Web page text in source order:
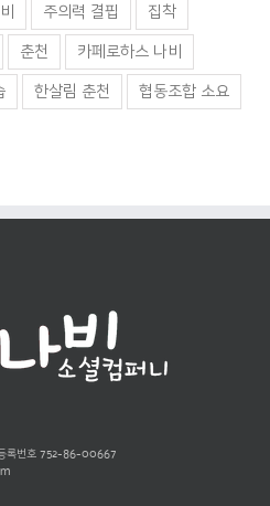
주의력 결핍 집착
춘천 카페로하스 나비
한살림 춘천 협동조합 소요
등록번호 752-86-00667